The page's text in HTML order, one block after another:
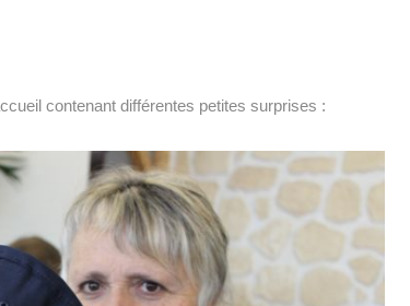
contenant différentes petites surprises :